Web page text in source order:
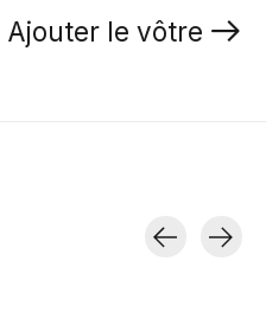
Ajouter le vôtre